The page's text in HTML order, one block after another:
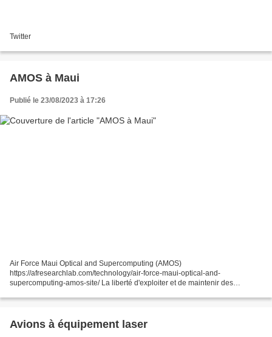
Twitter
AMOS à Maui
Publié le 23/08/2023 à 17:26
Air Force Maui Optical and Supercomputing (AMOS)
https://afresearchlab.com/technology/air-force-maui-optical-and-
supercomputing-amos-site/ La liberté d'exploiter et de maintenir des
nationale....
Avions à équipement laser